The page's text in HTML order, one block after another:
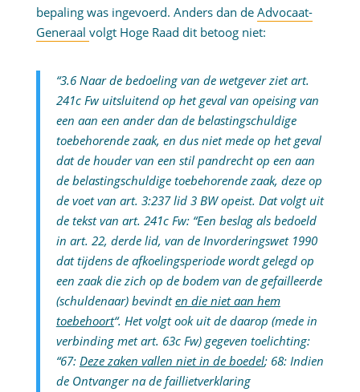
bepaling was ingevoerd. Anders dan de Advocaat-
Generaal volgt Hoge Raad dit betoog niet:
“3.6 Naar de bedoeling van de wetgever ziet art.
241c Fw uitsluitend op het geval van opeising van
een aan een ander dan de belastingschuldige
toebehorende zaak, en dus niet mede op het geval
dat de houder van een stil pandrecht op een aan
de belastingschuldige toebehorende zaak, deze op
de voet van art. 3:237 lid 3 BW opeist. Dat volgt uit
de tekst van art. 241c Fw: “Een beslag als bedoeld
in art. 22, derde lid, van de Invorderingswet 1990
dat tijdens de afkoelingsperiode wordt gelegd op
een zaak die zich op de bodem van de gefailleerde
(schuldenaar) bevindten die niet aan hem
toebehoort“. Het volgt ook uit de daarop (mede in
verbinding met art. 63c Fw) gegeven toelichting:
“67: Deze zaken vallen niet in de boedel; 68: Indien
de Ontvanger na de faillietverklaring